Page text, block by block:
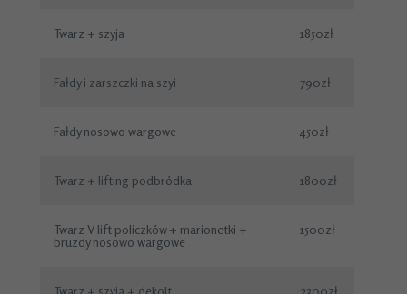
Twarz + szyja 1850zł
Fałdy i zarszczki na szyi 790zł
Fałdy nosowo wargowe 450zł
Twarz + lifting podbródka 1800zł
Twarz V lift policzków + marionetki +
bruzdy nosowo wargowe
1500zł
Twarz + szyja + dekolt 2300zł